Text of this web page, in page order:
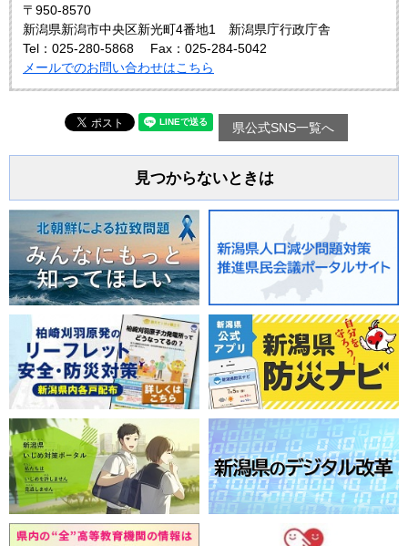
〒950-8570
新潟県新潟市中央区新光町4番地1 新潟県庁行政庁舎
Tel：025-280-5868
Fax：025-284-5042
メールでのお問い合わせはこちら
県公式SNS一覧へ
見つからないときは